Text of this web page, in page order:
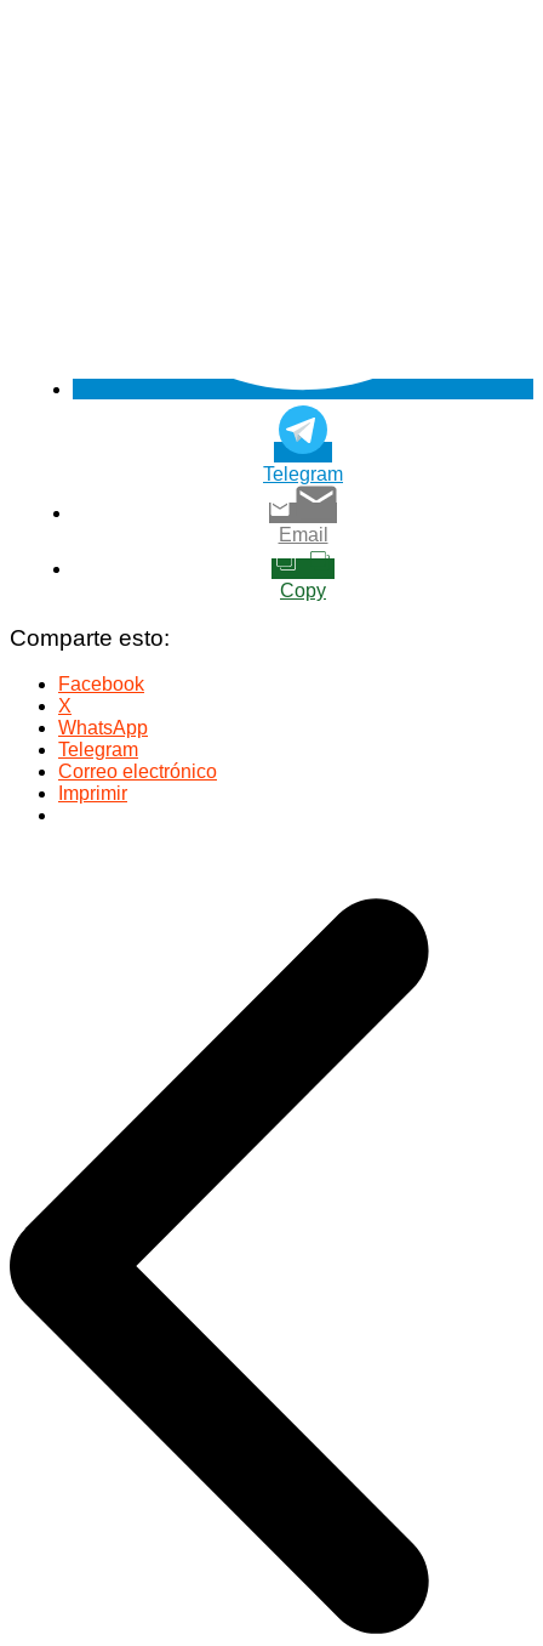
Telegram
Email
Copy
Comparte esto:
Facebook
X
WhatsApp
Telegram
Correo electrónico
Imprimir